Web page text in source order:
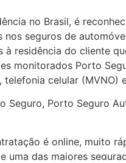
no Brasil, é
seguros de
residência do cliente
monitorados Porto
celular (MVNO)
Seguro, Porto Seguro
é online, muito
das maiores